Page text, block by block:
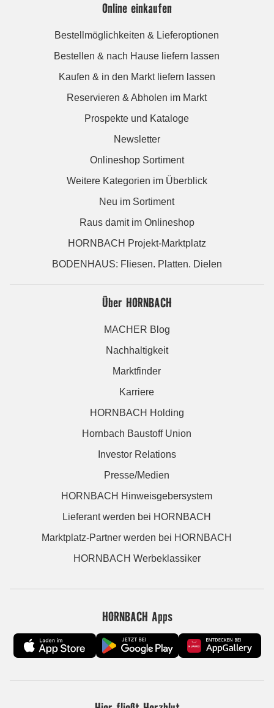
Online einkaufen
Bestellmöglichkeiten & Lieferoptionen
Bestellen & nach Hause liefern lassen
Kaufen & in den Markt liefern lassen
Reservieren & Abholen im Markt
Prospekte und Kataloge
Newsletter
Onlineshop Sortiment
Weitere Kategorien im Überblick
Neu im Sortiment
Raus damit im Onlineshop
HORNBACH Projekt-Marktplatz
BODENHAUS: Fliesen. Platten. Dielen
Über HORNBACH
MACHER Blog
Nachhaltigkeit
Marktfinder
Karriere
HORNBACH Holding
Hornbach Baustoff Union
Investor Relations
Presse/Medien
HORNBACH Hinweisgebersystem
Lieferant werden bei HORNBACH
Marktplatz-Partner werden bei HORNBACH
HORNBACH Werbeklassiker
HORNBACH Apps